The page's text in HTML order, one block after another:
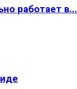
работает в...